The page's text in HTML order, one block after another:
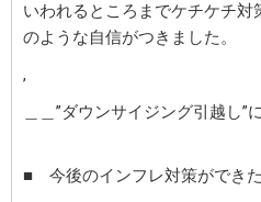
いわれるところまでケチケチ
のような自信がつきました。
,
＿＿”ダウンサイジング引越し”
■ 今後のインフレ対策ができた